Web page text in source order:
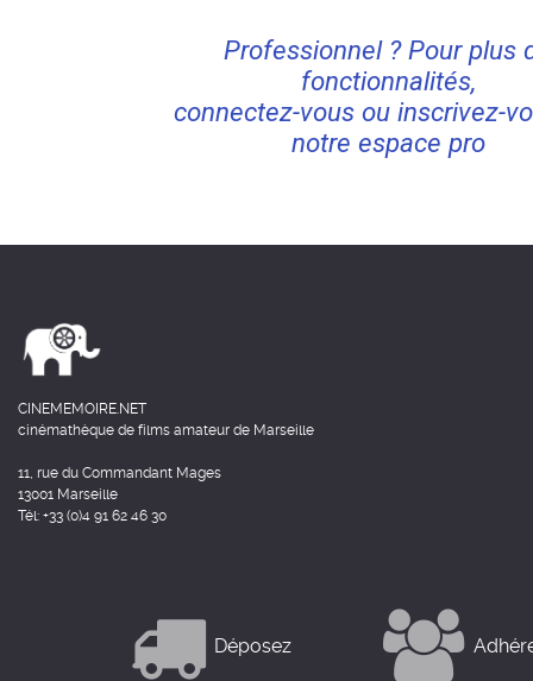
Professionnel ? Pour plus
fonctionnalités,
connectez-vous ou inscrivez-
notre espace pro
CINEMEMOIRE.NET
cinémathèque de films amateur de Marseille
11, rue du Commandant Mages
13001 Marseille
Tél: +33 (0)4 91 62 46 30
Déposez